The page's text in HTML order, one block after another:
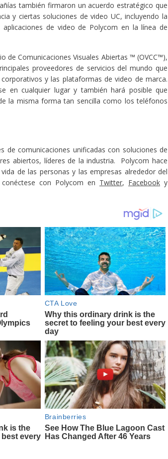
también firmaron un acuerdo estratégico que
y ciertas soluciones de video UC, incluyendo la
de video de Polycom en la línea de
de Comunicaciones Visuales Abiertas ™ (OVCC™),
proveedores de servicios del mundo que
y las plataformas de video de marca.
en cualquier lugar y también hará posible que
la misma forma tan sencilla como los teléfonos
de comunicaciones unificadas con soluciones de
abiertos, líderes de la industria. Polycom hace
de las personas y las empresas alrededor del
con Polycom en Twitter, Facebooky